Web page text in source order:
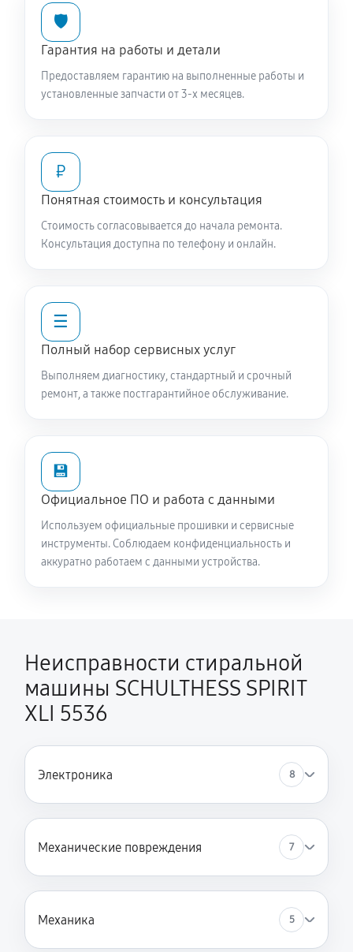
Чистка заливного фильтра-сеточки
720 руб 60 минут
Ремонт или замена петли двери
Замена мотора вентилятора сушки
Замена верхнего противовеса
1360 руб 60 минут
Замена бака стиральной машины SCHULTHESS
SPIRIT XLI 5536
2930 руб 60 минут
SCHULTHESS SPIRIT XLI 5536
Ремонт аквастопа стиральной машины SCHULTHESS
SPIRIT XLI 5536
1530 руб 60 минут
Замена шторок барабана
1490 руб 60 минут
SPIRIT XLI 5536
1490 руб
Замена заливного клапана
🛡️
Гарантия на работы и детали
Предоставляем гарантию на выполненные работы и
установленные запчасти от 3-х месяцев.
₽
Понятная стоимость и консультация
Стоимость согласовывается до начала ремонта.
Консультация доступна по телефону и онлайн.
☰
Полный набор сервисных услуг
Выполняем диагностику, стандартный и срочный
ремонт, а также постгарантийное обслуживание.
💾
Официальное ПО и работа с данными
Используем официальные прошивки и сервисные
инструменты. Соблюдаем конфиденциальность и
аккуратно работаем с данными устройства.
Неисправности стиральной
машины SCHULTHESS SPIRIT
XLI 5536
Электроника 8
Механические повреждения 7
Механика 5